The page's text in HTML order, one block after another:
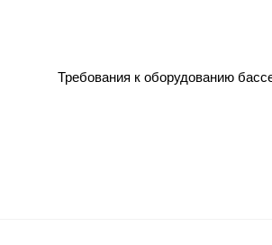
Требования к оборудованию